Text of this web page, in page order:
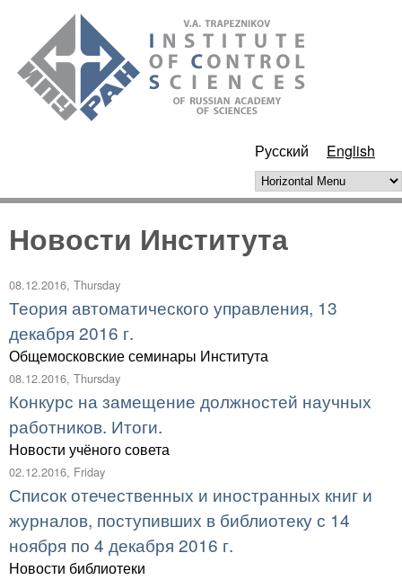
ИПУ
РАН
Русский English
Horizontal Menu
Новости Института
08.12.2016, Thursday
Теория автоматического управления, 13
декабря 2016 г.
Общемосковские семинары Института
08.12.2016, Thursday
Конкурс на замещение должностей научных
работников. Итоги.
Новости учёного совета
02.12.2016, Friday
Список отечественных и иностранных книг и
журналов, поступивших в библиотеку с 14
ноября по 4 декабря 2016 г.
Новости библиотеки